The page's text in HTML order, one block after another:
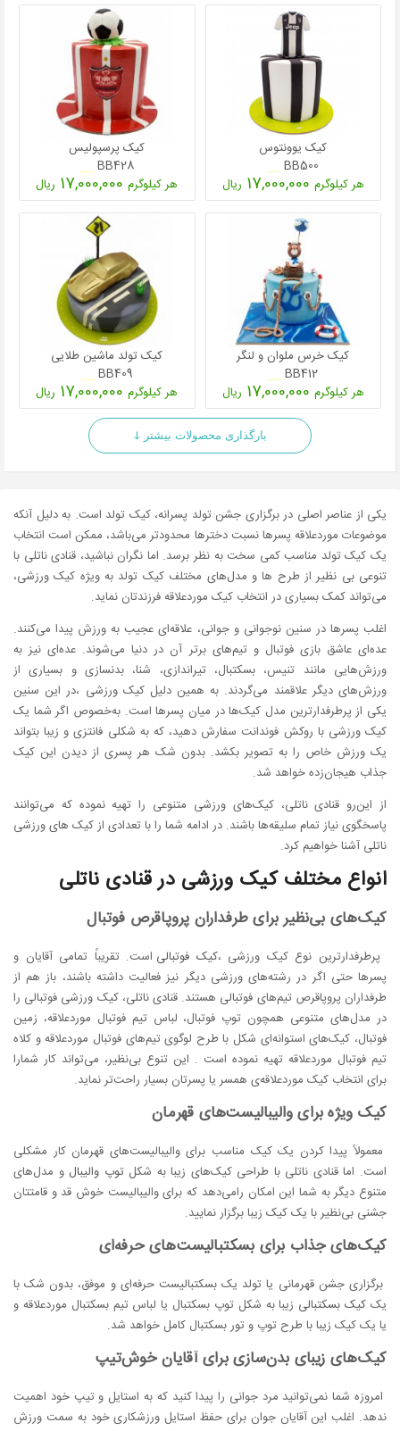
کیک یوونتوس
BB500
هر کیلوگرم
ریال
کیک پرسپولیس
BB428
هر کیلوگرم17,000,000 ریال
کیک خرس ملوان و لنگر
BB412
هر کیلوگرم
ریال
کیک تولد ماشین طلایی
BB409
هر کیلوگرم17,000,000 ریال
بارگذاری محصولات بیشتر ↆ
یکی از عناصر اصلی در برگزاری جشن تولد پسرانه، کیک تولد است. به دلیل آنکه
موضوعات موردعلاقه پسرها نسبت دخترها محدودتر می‌باشد، ممکن است انتخاب
یک کیک تولد مناسب کمی سخت به نظر برسد. اما نگران نباشید، قنادی ناتلی با
تنوعی بی نظیر از طرح ها و مدل‌های مختلف کیک تولد به ویژه کیک ورزشی،
می‌تواند کمک بسیاری در انتخاب کیک موردعلاقه فرزندتان نماید.
اغلب پسرها در سنین نوجوانی و جوانی، علاقه‌ای عجیب به ورزش پیدا می‌کنند.
عده‌ای عاشق بازی فوتبال و تیم‌های برتر آن در دنیا می‌شوند. عده‌ای نیز به
ورزش‌هایی مانند تنیس، بسکتبال، تیراندازی، شنا، بدنسازی و بسیاری از
ورزش‌های دیگر علاقمند می‌گردند. به همین دلیل کیک ورزشی ،در این سنین
یکی از پرطرفدارترین مدل کیک‌ها در میان پسرها است. به‌خصوص اگر شما یک
کیک ورزشی با روکش فوندانت سفارش دهید، که به شکلی فانتزی و زیبا بتواند
یک ورزش خاص را به تصویر بکشد. بدون شک هر پسری از دیدن این کیک
جذاب هیجان‌زده خواهد شد.
از این‌رو قنادی ناتلی، کیک‌های ورزشی متنوعی را تهیه نموده که می‌توانند
پاسخگوی نیاز تمام سلیقه‌ها باشند. در ادامه شما را با تعدادی از کیک های ورزشی
ناتلی آشنا خواهیم کرد.
انواع مختلف کیک ورزشی در قنادی ناتلی
کیک‌های بی‌نظیر برای طرفداران پروپاقرص فوتبال
پرطرفدارترین نوع کیک ورزشی ،کیک فوتبالی است. تقریباً تمامی آقایان و
پسرها حتی اگر در رشته‌های ورزشی دیگر نیز فعالیت داشته باشند، باز هم از
طرفداران پروپاقرص تیم‌های فوتبالی هستند. قنادی ناتلی، کیک ورزشی فوتبالی را
در مدل‌های متنوعی همچون توپ فوتبال، لباس تیم فوتبال موردعلاقه، زمین
فوتبال، کیک‌های استوانه‌ای شکل با طرح لوگوی تیم‌های فوتبال موردعلاقه و کلاه
تیم فوتبال موردعلاقه تهیه نموده است . این تنوع بی‌نظیر، می‌تواند کار شمارا
برای انتخاب کیک موردعلاقه‌ی همسر یا پسرتان بسیار راحت‌تر نماید.
کیک ویژه برای والیبالیست‌های قهرمان
معمولاً پیدا کردن یک کیک مناسب برای والیبالیست‌های قهرمان کار مشکلی
است. اما قنادی ناتلی با طراحی کیک‌های زیبا به شکل توپ والیبال و مدل‌های
متنوع دیگر به شما این امکان رامی‌دهد که برای والیبالیست خوش قد و قامتتان
جشنی بی‌نظیر با یک کیک زیبا برگزار نمایید.
کیک‌های جذاب برای بسکتبالیست‌های حرفه‌ای
برگزاری جشن قهرمانی یا تولد یک بسکتبالیست حرفه‌ای و موفق، بدون شک با
یک کیک بسکتبالی زیبا به شکل توپ بسکتبال یا لباس تیم بسکتبال موردعلاقه و
یا یک کیک زیبا با طرح توپ و تور بسکتبال کامل خواهد شد.
کیک‌های زیبای بدن‌سازی برای آقایان خوش‌تیپ
امروزه شما نمی‌توانید مرد جوانی را پیدا کنید که به استایل و تیپ خود اهمیت
ندهد. اغلب این آقایان جوان برای حفظ استایل ورزشکاری خود به سمت ورزش